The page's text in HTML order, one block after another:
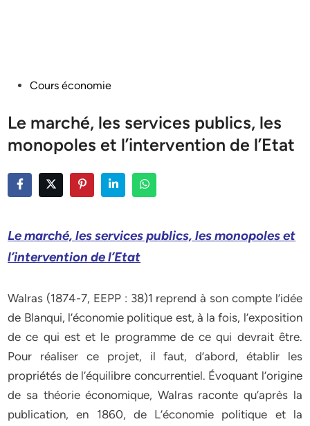
PostedCours économie
Le marché, les services publics, les
monopoles et l’intervention de l’Etat
Le marché, les services publics, les monopoles et
l’intervention de l’Etat
Walras (1874-7, EEPP : 38)1 reprend à son compte l’idée
de Blanqui, l’économie politique est, à la fois, l’exposition
de ce qui est et le programme de ce qui devrait être.
Pour réaliser ce projet, il faut, d’abord, établir les
propriétés de l’équilibre concurrentiel. Évoquant l’origine
de sa théorie économique, Walras raconte qu’après la
publication, en 1860, de L’économie politique et la